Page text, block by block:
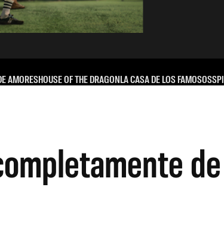
AMORESHOUSE OF THE DRAGONLA CASA DE LOS FAMOSOS